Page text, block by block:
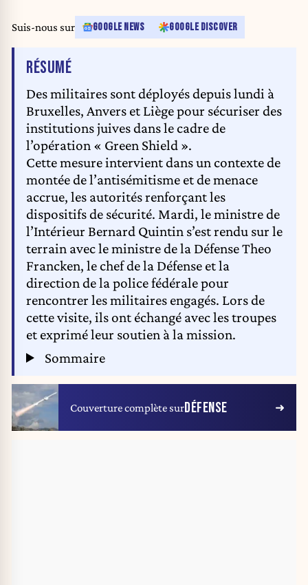
Suis-nous sur GOOGLE NEWS GOOGLE DISCOVER
RÉSUMÉDE L'ARTICLE
Des militaires sont déployés depuis lundi à
Bruxelles, Anvers et Liège pour sécuriser des
institutions juives dans le cadre de
l’opération « Green Shield ».
Cette mesure intervient dans un contexte de
montée de l’antisémitisme et de menace
accrue, les autorités renforçant les
dispositifs de sécurité. Mardi, le ministre de
l’Intérieur Bernard Quintin s’est rendu sur le
terrain avec le ministre de la Défense Theo
Francken, le chef de la Défense et la
direction de la police fédérale pour
rencontrer les militaires engagés. Lors de
cette visite, ils ont échangé avec les troupes
et exprimé leur soutien à la mission.
Sommaire
Couverture complète surDÉFENSE